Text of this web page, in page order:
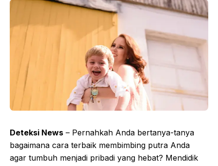
Deteksi News – Pernahkah Anda bertanya-tanya
bagaimana cara terbaik membimbing putra Anda
agar tumbuh menjadi pribadi yang hebat? Mendidik